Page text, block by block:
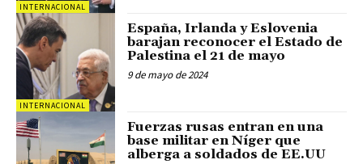
INTERNACIONAL
INTERNACIONAL
España, Irlanda y Eslovenia
barajan reconocer el Estado de
Palestina el 21 de mayo
9 de mayo de 2024
Fuerzas rusas entran en una
base militar en Níger que
alberga a soldados de EE.UU